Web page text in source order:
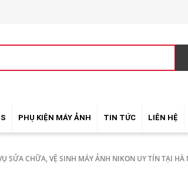
PHỤ KIỆN MÁY ẢNH TIN TỨC LIÊN HỆ
SỬA CHỮA, VỆ SINH MÁY ẢNH NIKON UY TÍN TẠI HÀ